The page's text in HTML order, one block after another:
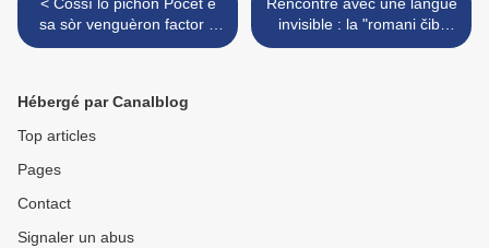
sa sòr venguèron factor e
coturièra
invisible : la "romani čib"
(dialecte manouche) >
Hébergé par Canalblog
Top articles
Pages
Contact
Signaler un abus